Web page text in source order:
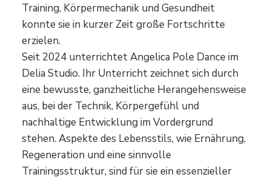
Training, Körpermechanik und Gesundheit
konnte sie in kurzer Zeit große Fortschritte
erzielen.
Seit 2024 unterrichtet Angelica Pole Dance im
Delia Studio. Ihr Unterricht zeichnet sich durch
eine bewusste, ganzheitliche Herangehensweise
aus, bei der Technik, Körpergefühl und
nachhaltige Entwicklung im Vordergrund
stehen. Aspekte des Lebensstils, wie Ernährung,
Regeneration und eine sinnvolle
Trainingsstruktur, sind für sie ein essenzieller